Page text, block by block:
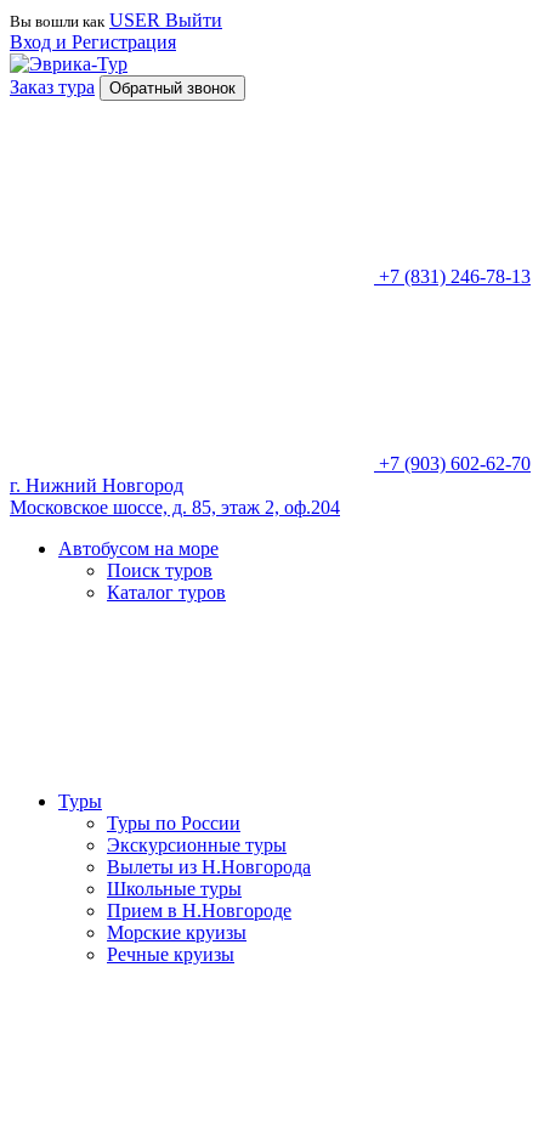
Вы вошли как USER Выйти
Вход и Регистрация
Заказ тура Обратный звонок
+7 (831) 246-78-13
+7 (903) 602-62-70
г. Нижний Новгород
Московское шоссе, д. 85, этаж 2, оф.204
Автобусом на море
Поиск туров
Каталог туров
Туры
Туры по России
Экскурсионные туры
Вылеты из Н.Новгорода
Школьные туры
Прием в Н.Новгороде
Морские круизы
Речные круизы